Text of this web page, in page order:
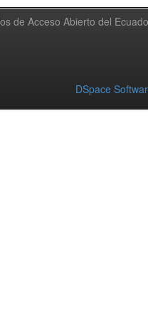
de Acceso Abierto del
DSpace